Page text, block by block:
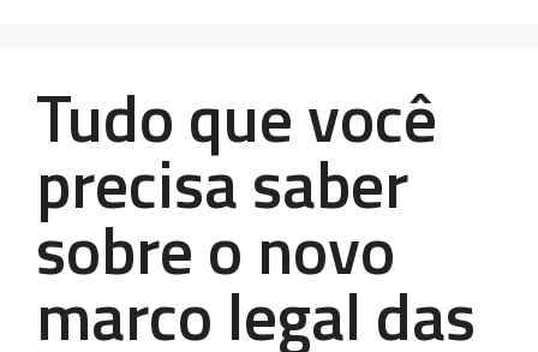
Tudo que você
precisa saber
sobre o novo
marco legal das